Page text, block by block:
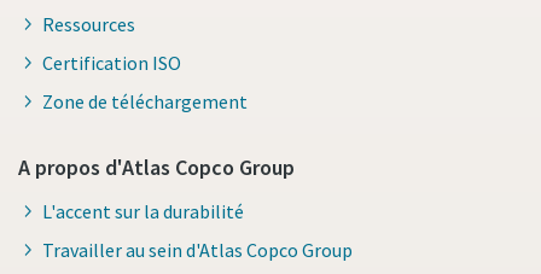
Ressources
Certification ISO
Zone de téléchargement
A propos d'Atlas Copco Group
L'accent sur la durabilité
Travailler au sein d'Atlas Copco Group